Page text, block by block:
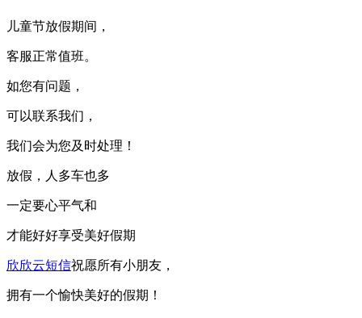
儿童节放假期间，
客服正常值班。
如您有问题，
可以联系我们，
我们会为您及时处理！
放假，人多车也多
一定要心平气和
才能好好享受美好假期
欣欣云短信祝愿所有小朋友，
拥有一个愉快美好的假期！